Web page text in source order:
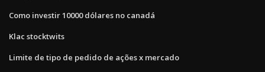
Como investir 10000 dólares no canadá
Klac stocktwits
Limite de tipo de pedido de ações x mercado